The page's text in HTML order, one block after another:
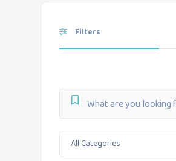
Filters